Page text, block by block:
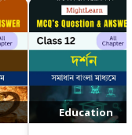
Education